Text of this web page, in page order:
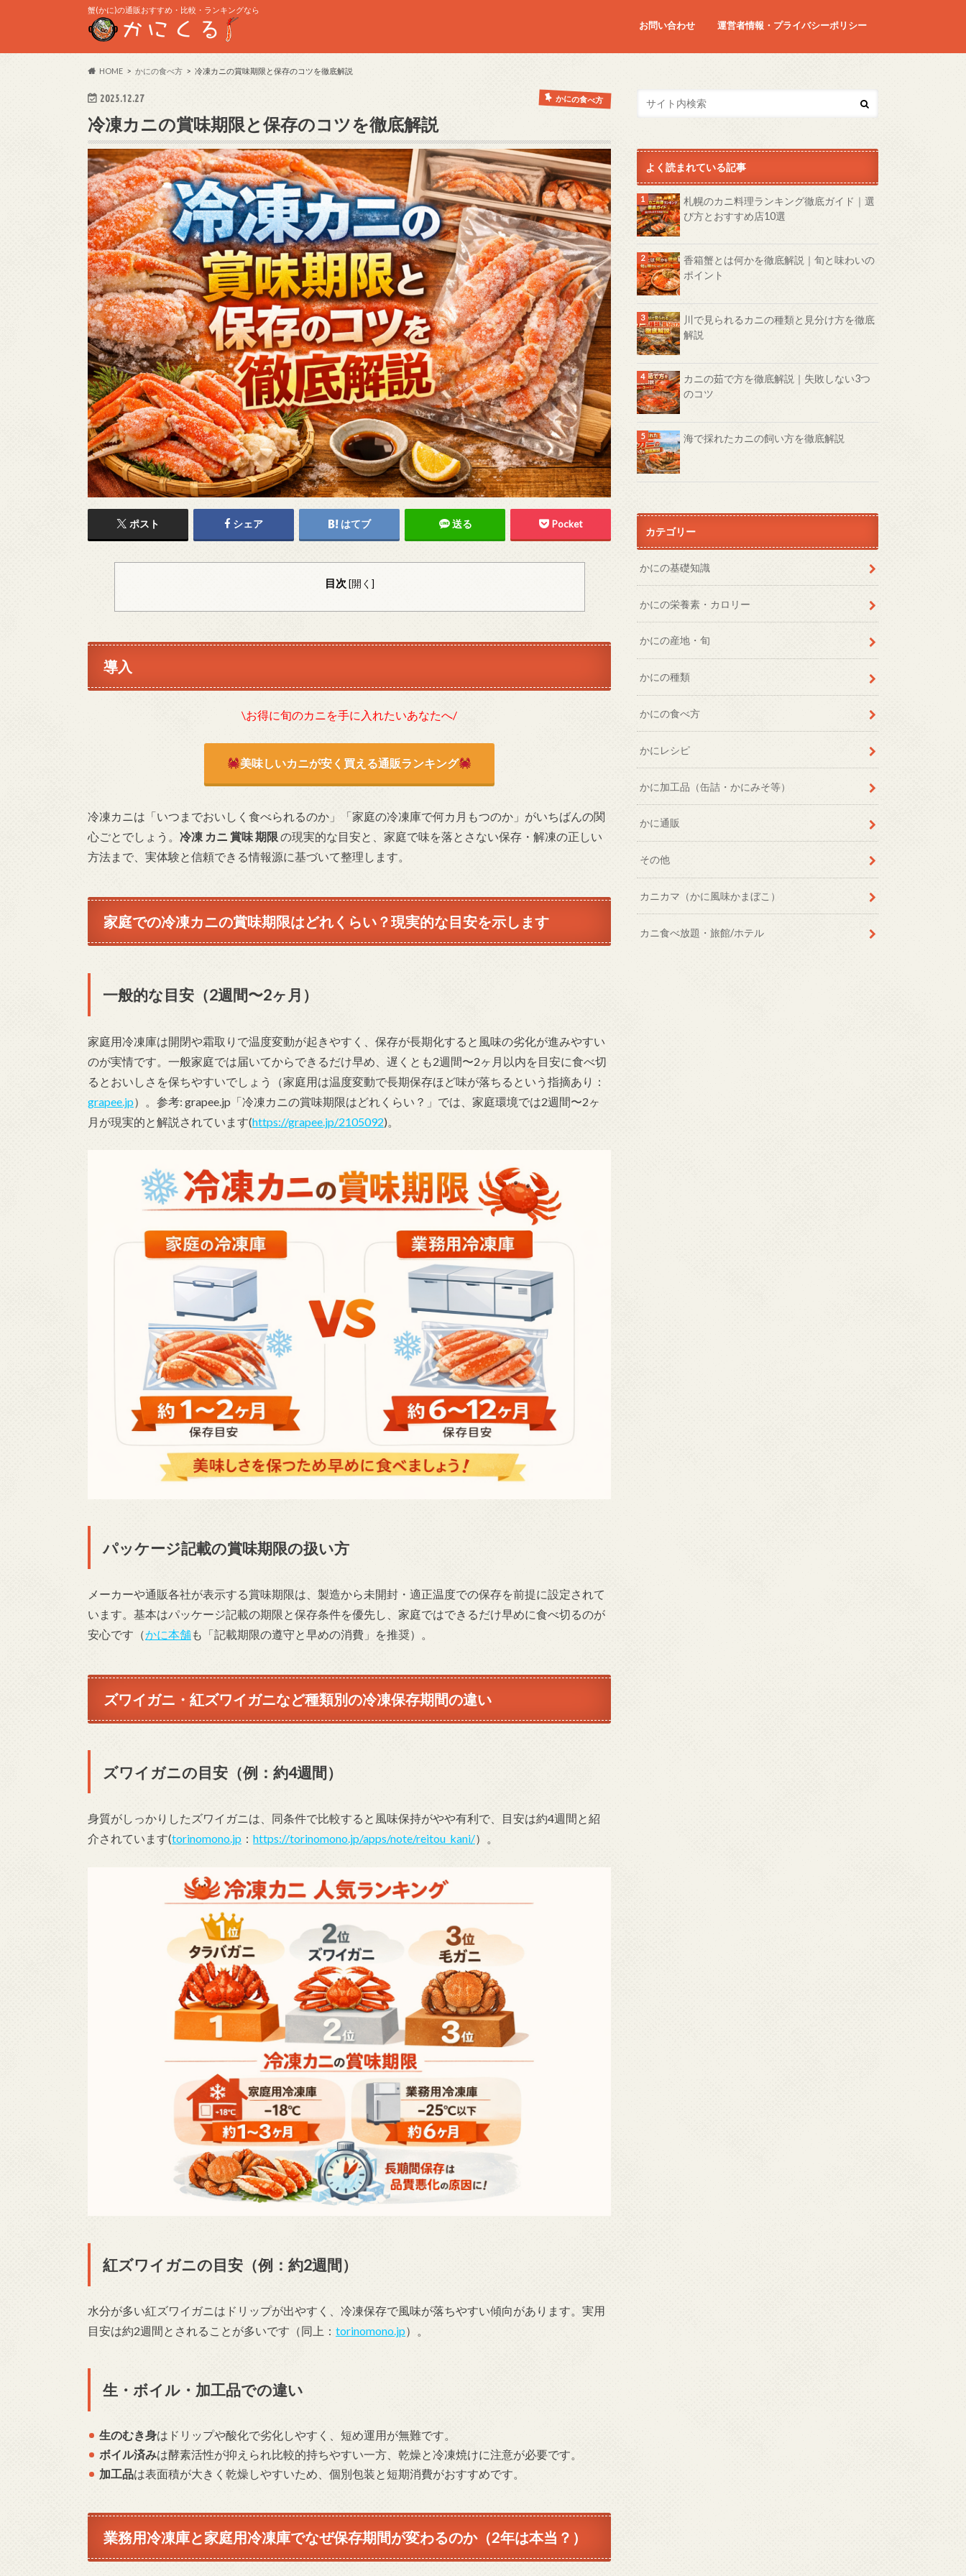
蟹(かに)の通販おすすめ・比較・ランキングなら
お問い合わせ 運営者情報・プライバシーポリシー
HOME かにの食べ方 冷凍カニの賞味期限と保存のコツを徹底解説
2025.12.27 かにの食べ方
冷凍カニの賞味期限と保存のコツを徹底解説
ポスト シェア はてブ 送る Pocket
目次 [開く ]
導入
\お得に旬のカニを手に入れたいあなたへ/
美味しいカニが安く買える通販ランキング
冷凍カニは「いつまでおいしく食べられるのか」「家庭の冷凍庫で何カ月もつのか」がいちばんの関
心ごとでしょう。 冷凍 カニ 賞味 期限 の現実的な目安と、家庭で味を落とさない保存・解凍の正しい
方法まで、実体験と信頼できる情報源に基づいて整理します。
家庭での冷凍カニの賞味期限はどれくらい？現実的な目安を示します
一般的な目安（2週間〜2ヶ月）
家庭用冷凍庫は開閉や霜取りで温度変動が起きやすく、保存が長期化すると風味の劣化が進みやすい
のが実情です。一般家庭では届いてからできるだけ早め、遅くとも2週間〜2ヶ月以内を目安に食べ切
るとおいしさを保ちやすいでしょう（家庭用は温度変動で長期保存ほど味が落ちるという指摘あり：
grapee.jp）。参考: grapee.jp「冷凍カニの賞味期限はどれくらい？」では、家庭環境では2週間〜2ヶ
月が現実的と解説されています(https://grapee.jp/2105092)。
パッケージ記載の賞味期限の扱い方
メーカーや通販各社が表示する賞味期限は、製造から未開封・適正温度での保存を前提に設定されて
います。基本はパッケージ記載の期限と保存条件を優先し、家庭ではできるだけ早めに食べ切るのが
安心です（かに本舗も「記載期限の遵守と早めの消費」を推奨）。
ズワイガニ・紅ズワイガニなど種類別の冷凍保存期間の違い
ズワイガニの目安（例：約4週間）
身質がしっかりしたズワイガニは、同条件で比較すると風味保持がやや有利で、目安は約4週間と紹
介されています(torinomono.jp ： https://torinomono.jp/apps/note/reitou_kani/）。
紅ズワイガニの目安（例：約2週間）
水分が多い紅ズワイガニはドリップが出やすく、冷凍保存で風味が落ちやすい傾向があります。実用
目安は約2週間とされることが多いです（同上： torinomono.jp）。
生・ボイル・加工品での違い
生のむき身はドリップや酸化で劣化しやすく、短め運用が無難です。
ボイル済みは酵素活性が抑えられ比較的持ちやすい一方、乾燥と冷凍焼けに注意が必要です。
加工品は表面積が大きく乾燥しやすいため、個別包装と短期消費がおすすめです。
業務用冷凍庫と家庭用冷凍庫でなぜ保存期間が変わるのか（2年は本当？）
よく読まれている記事
札幌のカニ料理ランキング徹底ガイド｜選
び方とおすすめ店10選
香箱蟹とは何かを徹底解説｜旬と味わいの
ポイント
川で見られるカニの種類と見分け方を徹底
解説
カニの茹で方を徹底解説｜失敗しない3つ
のコツ
海で採れたカニの飼い方を徹底解説
カテゴリー
かにの基礎知識
かにの栄養素・カロリー
かにの産地・旬
かにの種類
かにの食べ方
かにレシピ
かに加工品（缶詰・かにみそ等）
かに通販
その他
カニカマ（かに風味かまぼこ）
カニ食べ放題・旅館/ホテル